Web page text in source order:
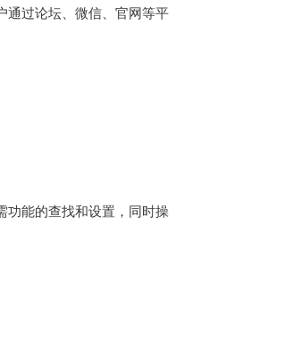
通过论坛、微信、官网等平
功能的查找和设置，同时操